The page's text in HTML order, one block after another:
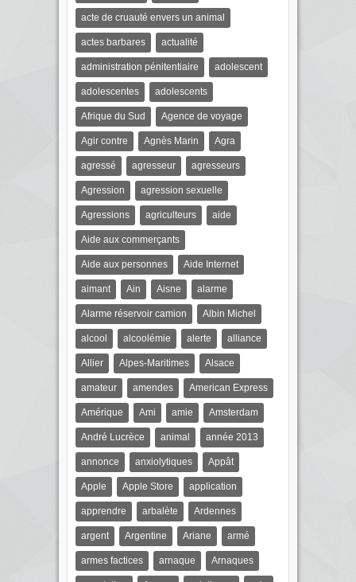
acte de cruauté envers un animal
actes barbares actualité
administration pénitentiaire adolescent
adolescentes adolescents
Afrique du Sud Agence de voyage
Agir contre Agnès Marin Agra
agressé agresseur agresseurs
Agression agression sexuelle
Agressions agriculteurs aide
Aide aux commerçants
Aide aux personnes Aide Internet
aimant Ain Aisne alarme
Alarme réservoir camion Albin Michel
alcool alcoolémie alerte alliance
Allier Alpes-Maritimes Alsace
amateur amendes American Express
Amérique Ami amie Amsterdam
André Lucrèce animal année 2013
annonce anxiolytiques Appât
Apple Apple Store application
apprendre arbalète Ardennes
argent Argentine Ariane armé
armes factices arnaque Arnaques